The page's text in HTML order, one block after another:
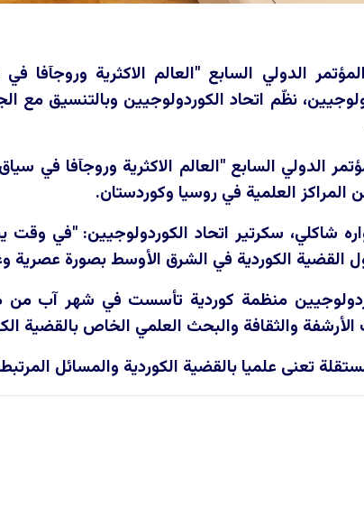
الدولي السابع "العالم الاكثرية
نظّم اتحاد الكوردولوجيين وبالتنسيق مع
العلمية في روسيا وكوردستان.
ە شاكلي، سكرتير اتحاد الكوردولوجيين: "في وقت
القضية الكوردية في الشرق الأوسط بصورة عصرية
منظمة كوردية تأسست في شهر آب من
الأرشفة والثقافة والبحث العلمي الخاص بالقضية
تعنى علميا بالقضية الكوردية والمسائل